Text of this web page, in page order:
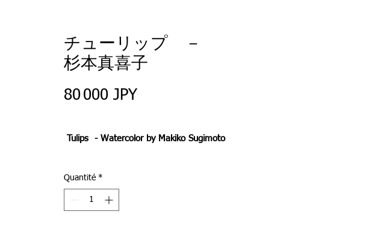
チューリップ －
杉本真喜子
80 000 JPYPrix
Tulips - Watercolor by Makiko Sugimoto
館）にて奨励賞受賞作品。
透明水彩絵の具・水彩紙を゙使用。
下描きの線も表現の一部として残したく
Quantité *